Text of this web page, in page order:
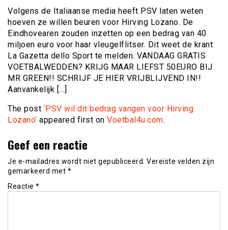
Volgens de Italiaanse media heeft PSV laten weten
hoeven ze willen beuren voor Hirving Lozano. De
Eindhovearen zouden inzetten op een bedrag van 40
miljoen euro voor haar vleugelflitser. Dit weet de krant
La Gazetta dello Sport te melden. VANDAAG GRATIS
VOETBALWEDDEN? KRIJG MAAR LIEFST 50EURO BIJ
MR GREEN!! SCHRIJF JE HIER VRIJBLIJVEND IN!!
Aanvankelijk […]
The post ‘PSV wil dit bedrag vangen voor Hirving
Lozano’ appeared first on Voetbal4u.com.
Geef een reactie
Je e-mailadres wordt niet gepubliceerd. Vereiste velden zijn
gemarkeerd met *
Reactie *